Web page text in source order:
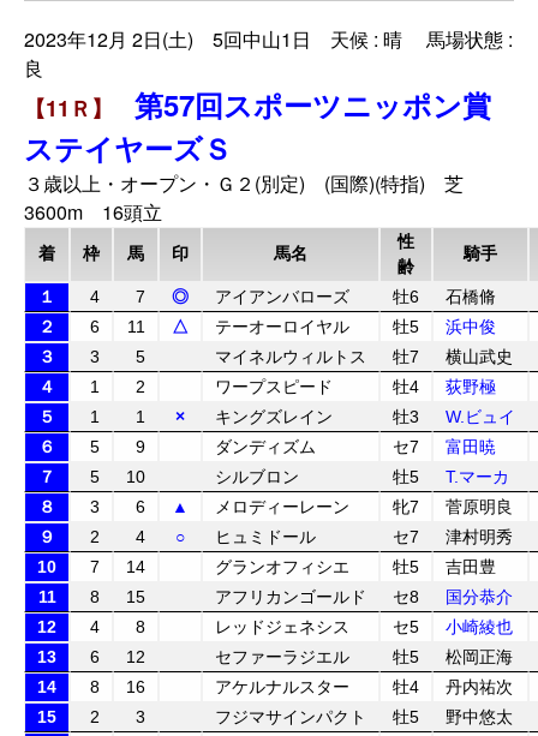
2023年12月 2日(土) 5回中山1日 天候 : 晴 馬場状態 :
良
【11Ｒ】 第57回スポーツニッポン賞
ステイヤーズＳ
３歳以上・オープン・Ｇ２(別定) (国際)(特指) 芝
3600m 16頭立
着 枠 馬 印 馬名
性
齢
騎手
１ 4 7 ◎ アイアンバローズ 牡6
石橋脩
２
6 11 △ テーオーロイヤル 牡5
浜中俊
３
3 5 マイネルウィルトス 牡7
横山武史
４
1 2 ワープスピード 牡4
荻野極
５
1 1 × キングズレイン 牡3
W.ビュイ
６
5 9 ダンディズム セ7
富田暁
７
5 10 シルブロン 牡5
T.マーカ
８
3 6 ▲ メロディーレーン 牝7
菅原明良
９
2 4 ○ ヒュミドール セ7
津村明秀
10
7 14 グランオフィシエ 牡5
吉田豊
11
8 15 アフリカンゴールド セ8
国分恭介
12
4 8 レッドジェネシス セ5
小崎綾也
13
6 12 セファーラジエル 牡5
松岡正海
14
8 16 アケルナルスター 牡4
丹内祐次
15
2 3 フジマサインパクト 牡5
野中悠太